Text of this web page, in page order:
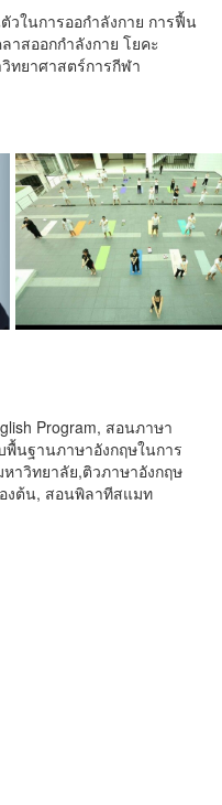
วในการออกำลังกาย การฟื้น
าสออกกำลังกาย โยคะ
ทยาศาสตร์การกีฬา
Program, สอนภาษา
นฐานภาษาอังกฤษในการ
าวิทยาลัย,ติวภาษาอังกฤษ
งต้น, สอนพิลาทีสแมท